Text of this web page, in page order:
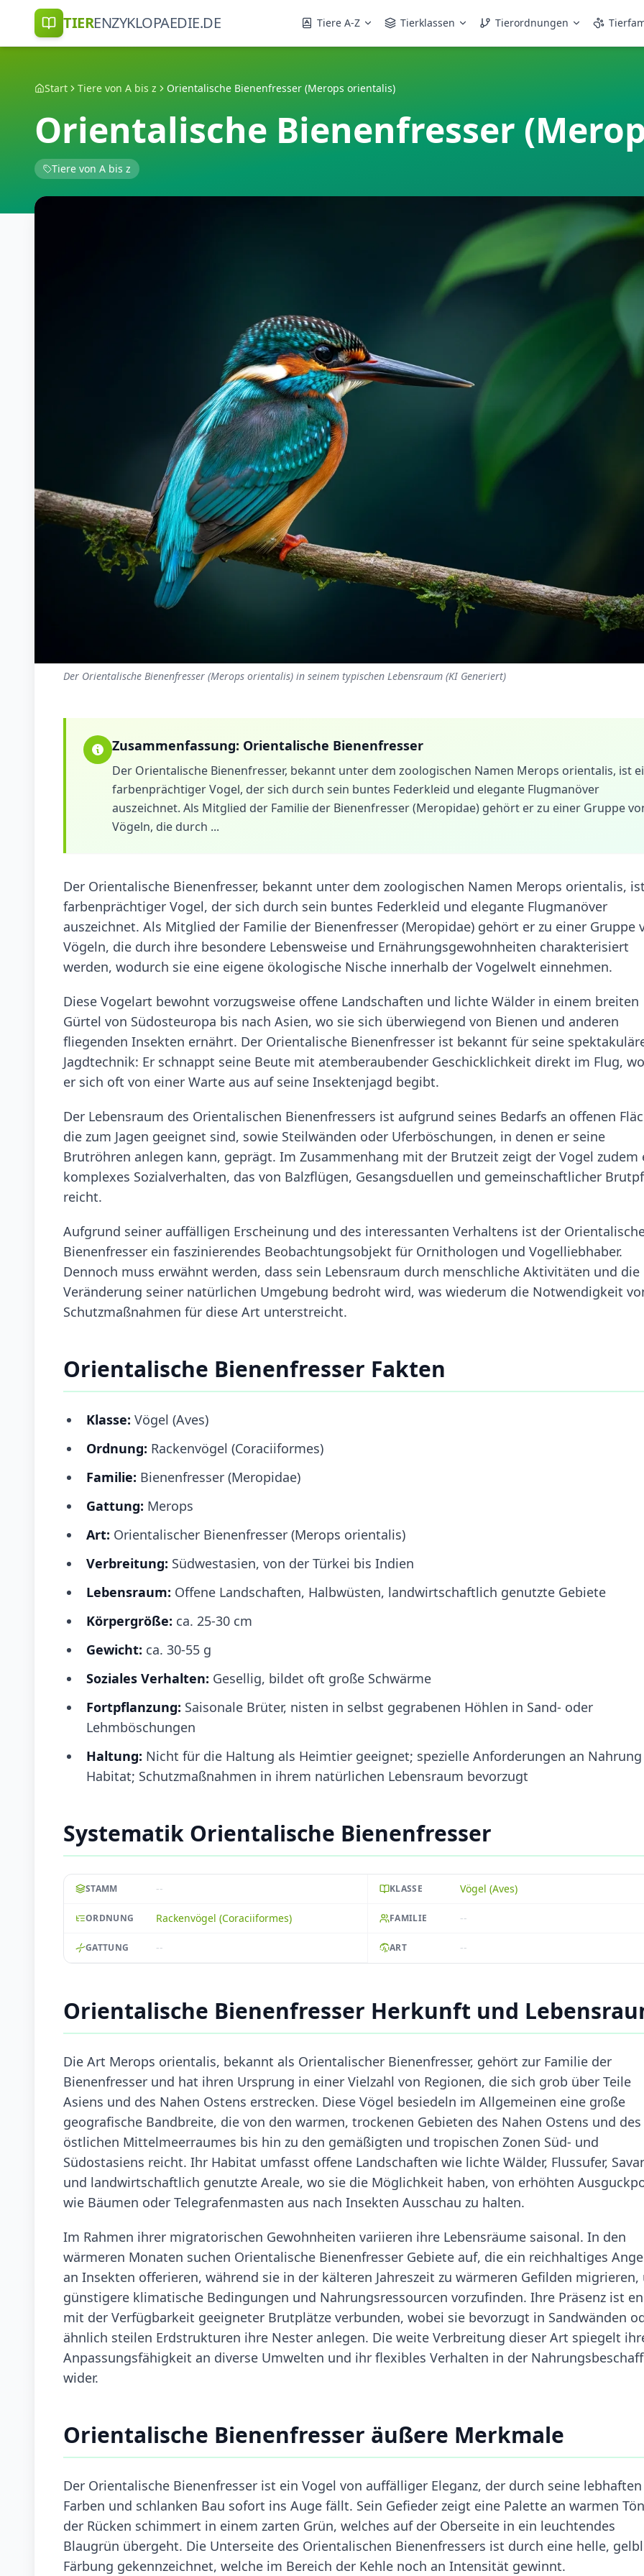
TIERENZYKLOPAEDIE.DE Tiere A-Z Tierklassen Tierordnungen
Start Tiere von A bis z Orientalische Bienenfresser (Merops orientalis)
Orientalische Bienenfresser
Tiere von A bis z
Der Orientalische Bienenfresser (Merops orientalis) in seinem typischen Lebensraum (KI Generiert)
Zusammenfassung: Orientalische Bienenfresser
Der Orientalische Bienenfresser, bekannt unter dem zoologischen Namen Merops orientalis, ist
farbenprächtiger Vogel, der sich durch sein buntes Federkleid und elegante Flugmanöver
auszeichnet. Als Mitglied der Familie der Bienenfresser (Meropidae) gehört er zu einer Gruppe
Vögeln, die durch ...
Der Orientalische Bienenfresser, bekannt unter dem zoologischen Namen Merops orientalis,
farbenprächtiger Vogel, der sich durch sein buntes Federkleid und elegante Flugmanöver
auszeichnet. Als Mitglied der Familie der Bienenfresser (Meropidae) gehört er zu einer Gruppe
Vögeln, die durch ihre besondere Lebensweise und Ernährungsgewohnheiten charakterisiert
werden, wodurch sie eine eigene ökologische Nische innerhalb der Vogelwelt einnehmen.
Diese Vogelart bewohnt vorzugsweise offene Landschaften und lichte Wälder in einem breiten
Gürtel von Südosteuropa bis nach Asien, wo sie sich überwiegend von Bienen und anderen
fliegenden Insekten ernährt. Der Orientalische Bienenfresser ist bekannt für seine
Jagdtechnik: Er schnappt seine Beute mit atemberaubender Geschicklichkeit direkt im Flug,
er sich oft von einer Warte aus auf seine Insektenjagd begibt.
Der Lebensraum des Orientalischen Bienenfressers ist aufgrund seines Bedarfs an offenen
die zum Jagen geeignet sind, sowie Steilwänden oder Uferböschungen, in denen er seine
Brutröhren anlegen kann, geprägt. Im Zusammenhang mit der Brutzeit zeigt der Vogel zudem
komplexes Sozialverhalten, das von Balzflügen, Gesangsduellen und gemeinschaftlicher
reicht.
Aufgrund seiner auffälligen Erscheinung und des interessanten Verhaltens ist der
Bienenfresser ein faszinierendes Beobachtungsobjekt für Ornithologen und Vogelliebhaber.
Dennoch muss erwähnt werden, dass sein Lebensraum durch menschliche Aktivitäten und die
Veränderung seiner natürlichen Umgebung bedroht wird, was wiederum die Notwendigkeit
Schutzmaßnahmen für diese Art unterstreicht.
Orientalische Bienenfresser Fakten
Klasse: Vögel (Aves)
Ordnung: Rackenvögel (Coraciiformes)
Familie: Bienenfresser (Meropidae)
Gattung: Merops
Art: Orientalischer Bienenfresser (Merops orientalis)
Verbreitung: Südwestasien, von der Türkei bis Indien
Lebensraum: Offene Landschaften, Halbwüsten, landwirtschaftlich genutzte Gebiete
Körpergröße: ca. 25-30 cm
Gewicht: ca. 30-55 g
Soziales Verhalten: Gesellig, bildet oft große Schwärme
Fortpflanzung: Saisonale Brüter, nisten in selbst gegrabenen Höhlen in Sand- oder
Lehmböschungen
Haltung: Nicht für die Haltung als Heimtier geeignet; spezielle Anforderungen an
Habitat; Schutzmaßnahmen in ihrem natürlichen Lebensraum bevorzugt
Systematik Orientalische Bienenfresser
STAMM -- KLASSE Vögel (Aves)
ORDNUNG Rackenvögel (Coraciiformes) FAMILIE --
GATTUNG -- ART --
Orientalische Bienenfresser Herkunft und
Die Art Merops orientalis, bekannt als Orientalischer Bienenfresser, gehört zur Familie der
Bienenfresser und hat ihren Ursprung in einer Vielzahl von Regionen, die sich grob über Teile
Asiens und des Nahen Ostens erstrecken. Diese Vögel besiedeln im Allgemeinen eine große
geografische Bandbreite, die von den warmen, trockenen Gebieten des Nahen Ostens und des
östlichen Mittelmeerraumes bis hin zu den gemäßigten und tropischen Zonen Süd- und
Südostasiens reicht. Ihr Habitat umfasst offene Landschaften wie lichte Wälder, Flussufer,
und landwirtschaftlich genutzte Areale, wo sie die Möglichkeit haben, von erhöhten
wie Bäumen oder Telegrafenmasten aus nach Insekten Ausschau zu halten.
Im Rahmen ihrer migratorischen Gewohnheiten variieren ihre Lebensräume saisonal. In den
wärmeren Monaten suchen Orientalische Bienenfresser Gebiete auf, die ein reichhaltiges
an Insekten offerieren, während sie in der kälteren Jahreszeit zu wärmeren Gefilden migrieren,
günstigere klimatische Bedingungen und Nahrungsressourcen vorzufinden. Ihre Präsenz ist
mit der Verfügbarkeit geeigneter Brutplätze verbunden, wobei sie bevorzugt in Sandwänden
ähnlich steilen Erdstrukturen ihre Nester anlegen. Die weite Verbreitung dieser Art spiegelt
Anpassungsfähigkeit an diverse Umwelten und ihr flexibles Verhalten in der
wider.
Orientalische Bienenfresser äußere Merkmale
Der Orientalische Bienenfresser ist ein Vogel von auffälliger Eleganz, der durch seine lebhaften
Farben und schlanken Bau sofort ins Auge fällt. Sein Gefieder zeigt eine Palette an warmen
der Rücken schimmert in einem zarten Grün, welches auf der Oberseite in ein leuchtendes
Blaugrün übergeht. Die Unterseite des Orientalischen Bienenfressers ist durch eine helle,
Färbung gekennzeichnet, welche im Bereich der Kehle noch an Intensität gewinnt.